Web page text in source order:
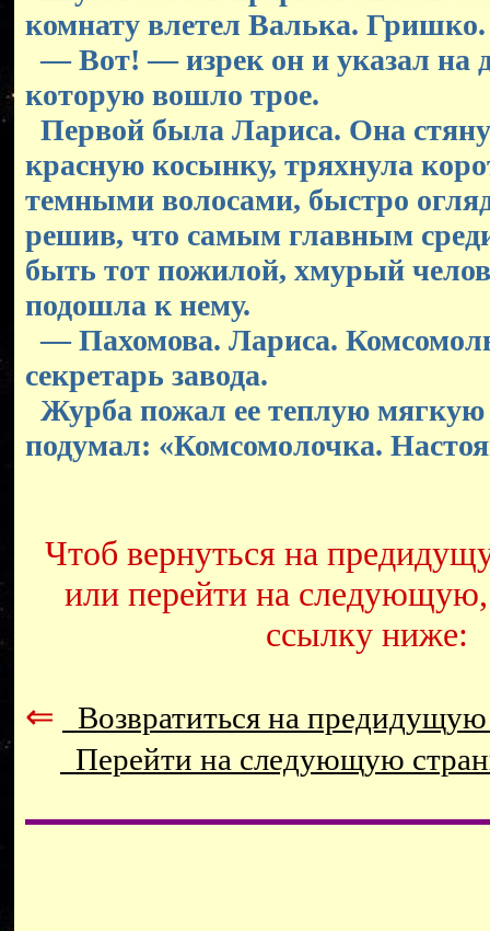
комнату влетел Валька. Гришко.
— Вот! — изрек он и указал на
которую вошло трое.
Первой была Лариса. Она
красную косынку, тряхнула
темными волосами, быстро
решив, что самым главным
быть тот пожилой, хмурый
подошла к нему.
— Пахомова. Лариса.
секретарь завода.
Журба пожал ее теплую мягкую
подумал: «Комсомолочка.
Чтоб вернуться на
или перейти на
ссылку ниже:
⇐
Возвратиться на
Перейти на следующую